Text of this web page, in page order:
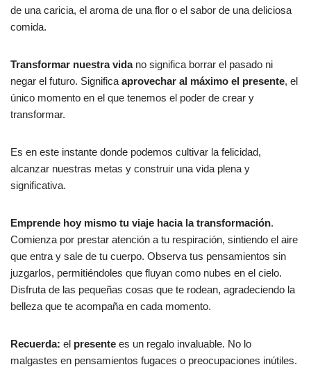
de una caricia, el aroma de una flor o el sabor de una deliciosa
comida.
Transformar nuestra vidano significa borrar el pasado ni
negar el futuro. Significa aprovechar al máximo el presente, el
único momento en el que tenemos el poder de crear y
transformar.
Es en este instante donde podemos cultivar la felicidad,
alcanzar nuestras metas y construir una vida plena y
significativa.
Emprende hoy mismo tu viaje hacia la transformación.
Comienza por prestar atención a tu respiración, sintiendo el aire
que entra y sale de tu cuerpo. Observa tus pensamientos sin
juzgarlos, permitiéndoles que fluyan como nubes en el cielo.
Disfruta de las pequeñas cosas que te rodean, agradeciendo la
belleza que te acompaña en cada momento.
Recuerda: el presente es un regalo invaluable. No lo
malgastes en pensamientos fugaces o preocupaciones inútiles.